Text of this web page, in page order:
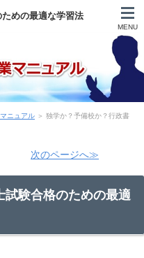
めの最適な学習法
MENU
ニュアル ＞ 独学か？予備校か？行政書
次のページへ≫
験合格のための最適